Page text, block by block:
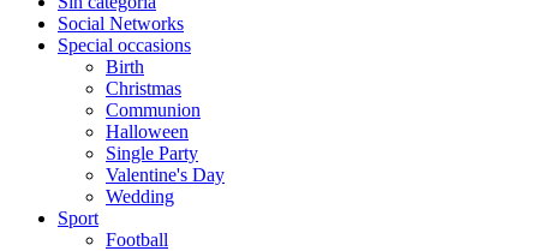
Social Networks
Special occasions
Birth
Christmas
Communion
Halloween
Single Party
Valentine's Day
Wedding
Sport
Football